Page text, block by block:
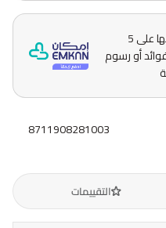
وقسّمها على 5
أو رسوم
8711908281003
التقييمات